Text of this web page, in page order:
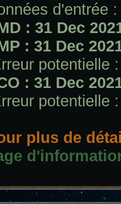
d'entrée :
: 31 Dec
: 31 Dec
potentielle
: 31 Dec
potentielle
plus de